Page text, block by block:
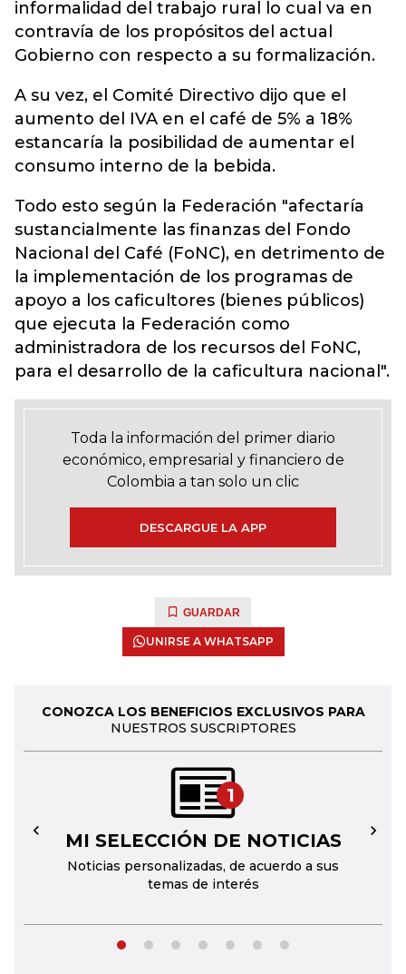
informalidad del trabajo rural lo cual va en
contravía de los propósitos del actual
Gobierno con respecto a su formalización.
A su vez, el Comité Directivo dijo que el
aumento del IVA en el café de 5% a 18%
estancaría la posibilidad de aumentar el
consumo interno de la bebida.
Todo esto según la Federación "afectaría
sustancialmente las finanzas del Fondo
Nacional del Café (FoNC), en detrimento de
la implementación de los programas de
apoyo a los caficultores (bienes públicos)
que ejecuta la Federación como
administradora de los recursos del FoNC,
para el desarrollo de la caficultura nacional".
Toda la información del primer diario
económico, empresarial y financiero de
Colombia a tan solo un clic
DESCARGUE LA APP
GUARDAR
UNIRSE A WHATSAPP
CONOZCA LOS BENEFICIOS EXCLUSIVOS PARA
NUESTROS SUSCRIPTORES
1
MI SELECCIÓN DE NOTICIAS
Noticias personalizadas, de acuerdo a sus
temas de interés
← →